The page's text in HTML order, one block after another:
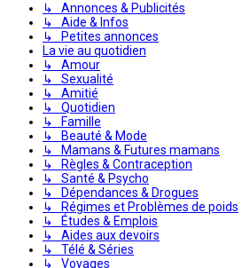
↳ Annonces & Publicités
↳ Aide & Infos
↳ Petites annonces
La vie au quotidien
↳ Amour
↳ Sexualité
↳ Amitié
↳ Quotidien
↳ Famille
↳ Beauté & Mode
↳ Mamans & Futures mamans
↳ Règles & Contraception
↳ Santé & Psycho
↳ Dépendances & Drogues
↳ Régimes et Problèmes de poids
↳ Études & Emplois
↳ Aides aux devoirs
↳ Télé & Séries
↳ Voyages